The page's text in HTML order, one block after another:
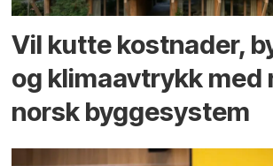
Vil kutte kostnader,
og klima­avtrykk med
norsk bygge­system